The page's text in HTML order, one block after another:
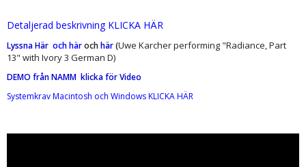
Detaljerad beskrivning KLICKA HÄR
Lyssna Här och härochhär(Uwe Karcher performing "Radiance, Part
13" with Ivory 3 German D)
DEMO från NAMM klicka för Video
Systemkrav Macintosh och Windows KLICKA HÄR